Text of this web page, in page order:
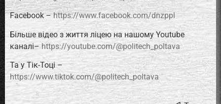
Facebook –https://www.facebook.com/dnzppl
Більше відео з життя ліцею на нашому Youtube
каналі–https://youtube.com/@politech_poltava
Та у Тік-Тоці –
https://www.tiktok.com/@politech_poltava